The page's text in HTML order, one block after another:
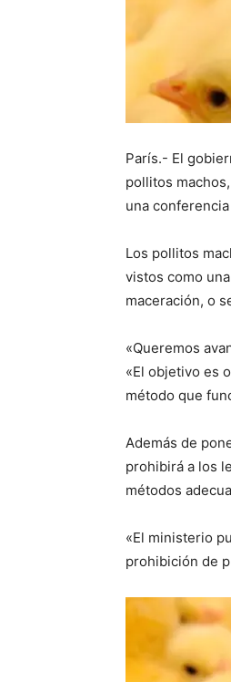
París.- El
pollitos
una
Los pollitos
vistos como
maceración, o
«Queremos
«El objetivo es
método que
Además de
prohibirá a los
métodos
«El ministerio
prohibición de